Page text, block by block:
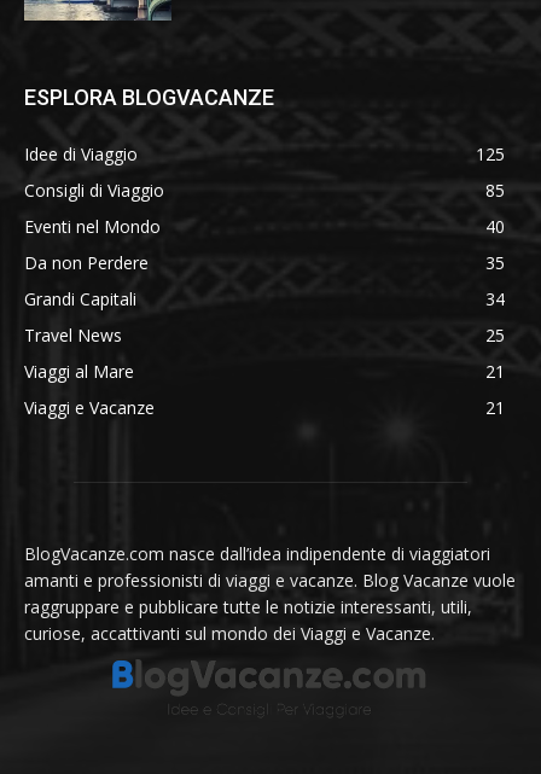
ESPLORA BLOGVACANZE
Idee di Viaggio
125
Consigli di Viaggio
85
Eventi nel Mondo
40
Da non Perdere
35
Grandi Capitali
34
Travel News
25
Viaggi al Mare
21
Viaggi e Vacanze
21
BlogVacanze.com nasce dall’idea indipendente di viaggiatori
amanti e professionisti di viaggi e vacanze. Blog Vacanze vuole
raggruppare e pubblicare tutte le notizie interessanti, utili,
curiose, accattivanti sul mondo dei Viaggi e Vacanze.